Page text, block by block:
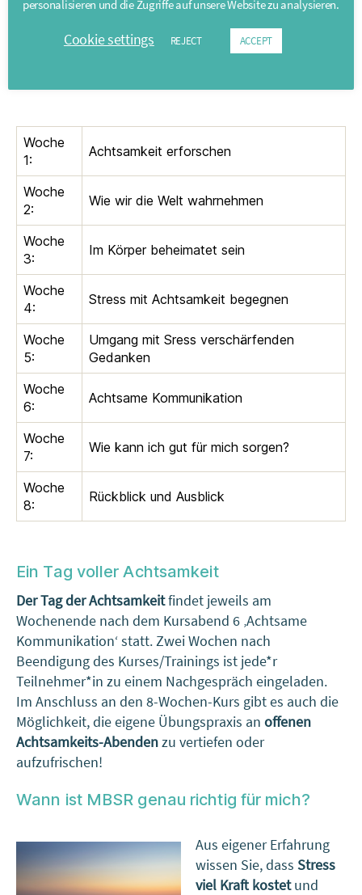
Woche
1:
Achtsamkeit erforschen
Woche
2:
Wie wir die Welt wahrnehmen
Woche
3:
Im Körper beheimatet sein
Woche
4:
Stress mit Achtsamkeit begegnen
Woche
5:
Umgang mit Sress verschärfenden
Gedanken
Woche
6:
Achtsame Kommunikation
Woche
7:
Wie kann ich gut für mich sorgen?
Woche
8:
Rückblick und Ausblick
Ein Tag voller Achtsamkeit
Der Tag der Achtsamkeitfindet jeweils am
Wochenende nach dem Kursabend 6 ‚Achtsame
Kommunikation‘ statt. Zwei Wochen nach
Beendigung des Kurses/Trainings ist jede*r
Teilnehmer*in zu einem Nachgespräch eingeladen.
Im Anschluss an den 8-Wochen-Kurs gibt es auch die
Möglichkeit, die eigene Übungspraxis an offenen
Achtsamkeits-Abendenzu vertiefen oder
aufzufrischen!
Wann ist MBSR genau richtig für mich?
Aus eigener Erfahrung
wissen Sie, dass Stress
viel Kraft kostetund
personalisieren und die Zugriffe auf unsere Website zu analysieren.
Cookie settings REJECT ACCEPT